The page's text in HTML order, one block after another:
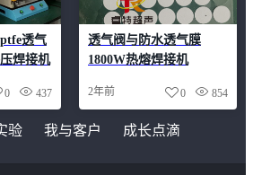
透气
焊接机
437
0
透气阀与防水透气膜
1800W热熔焊接机
2年前 854
0
验 我与客户 成长点滴